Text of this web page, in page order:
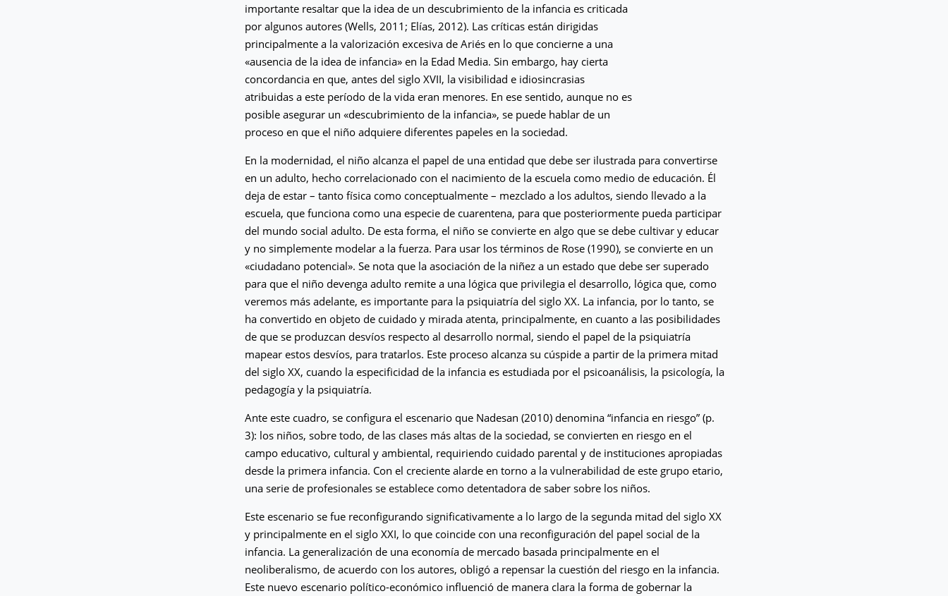
importante resaltar que la idea de un descubrimiento de la infancia es criticada
por algunos autores (Wells, 2011; Elías, 2012). Las críticas están dirigidas
principalmente a la valorización excesiva de Ariés en lo que concierne a una
«ausencia de la idea de infancia» en la Edad Media. Sin embargo, hay cierta
concordancia en que, antes del siglo XVII, la visibilidad e idiosincrasias
atribuidas a este período de la vida eran menores. En ese sentido, aunque no es
posible asegurar un «descubrimiento de la infancia», se puede hablar de un
proceso en que el niño adquiere diferentes papeles en la sociedad.
En la modernidad, el niño alcanza el papel de una entidad que debe ser ilustrada para convertirse
en un adulto, hecho correlacionado con el nacimiento de la escuela como medio de educación. Él
deja de estar – tanto física como conceptualmente – mezclado a los adultos, siendo llevado a la
escuela, que funciona como una especie de cuarentena, para que posteriormente pueda participar
del mundo social adulto. De esta forma, el niño se convierte en algo que se debe cultivar y educar
y no simplemente modelar a la fuerza. Para usar los términos de Rose (1990), se convierte en un
«ciudadano potencial». Se nota que la asociación de la niñez a un estado que debe ser superado
para que el niño devenga adulto remite a una lógica que privilegia el desarrollo, lógica que, como
veremos más adelante, es importante para la psiquiatría del siglo XX. La infancia, por lo tanto, se
ha convertido en objeto de cuidado y mirada atenta, principalmente, en cuanto a las posibilidades
de que se produzcan desvíos respecto al desarrollo normal, siendo el papel de la psiquiatría
mapear estos desvíos, para tratarlos. Este proceso alcanza su cúspide a partir de la primera mitad
del siglo XX, cuando la especificidad de la infancia es estudiada por el psicoanálisis, la psicología, la
pedagogía y la psiquiatría.
Ante este cuadro, se configura el escenario que Nadesan (2010) denomina “infancia en riesgo” (p.
3): los niños, sobre todo, de las clases más altas de la sociedad, se convierten en riesgo en el
campo educativo, cultural y ambiental, requiriendo cuidado parental y de instituciones apropiadas
desde la primera infancia. Con el creciente alarde en torno a la vulnerabilidad de este grupo etario,
una serie de profesionales se establece como detentadora de saber sobre los niños.
Este escenario se fue reconfigurando significativamente a lo largo de la segunda mitad del siglo XX
y principalmente en el siglo XXI, lo que coincide con una reconfiguración del papel social de la
infancia. La generalización de una economía de mercado basada principalmente en el
neoliberalismo, de acuerdo con los autores, obligó a repensar la cuestión del riesgo en la infancia.
Este nuevo escenario político-económico influenció de manera clara la forma de gobernar la